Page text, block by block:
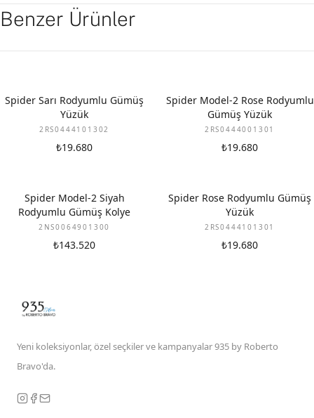
Benzer Ürünler
Spider Sarı Rodyumlu Gümüş
Yüzük
2RS0444101302
₺19.680
Spider Model-2 Rose Rodyumlu
Gümüş Yüzük
2RS0444001301
₺19.680
Spider Model-2 Siyah
Rodyumlu Gümüş Kolye
2NS0064901300
₺143.520
Spider Rose Rodyumlu Gümüş
Yüzük
2RS0444101301
₺19.680
Yeni koleksiyonlar, özel seçkiler ve kampanyalar 935 by Roberto
Bravo'da.